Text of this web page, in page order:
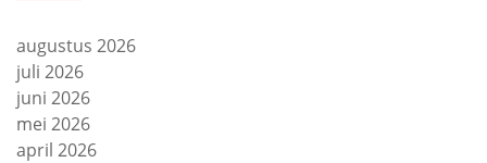
augustus 2026
juli 2026
juni 2026
mei 2026
april 2026